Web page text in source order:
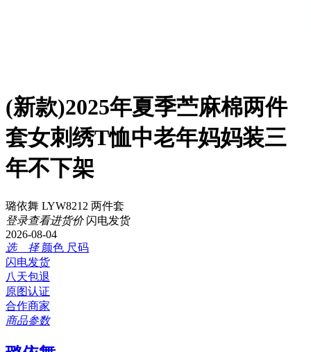
(新款)2025年夏季苎麻棉两件
套女刺绣T恤中老年妈妈装三
年不下架
璐依舞 LYW8212 两件套
登录查看进货价 闪电发货
2026-08-04
选 择 颜色 尺码
闪电发货
八天包退
原图认证
合作商家
商品参数